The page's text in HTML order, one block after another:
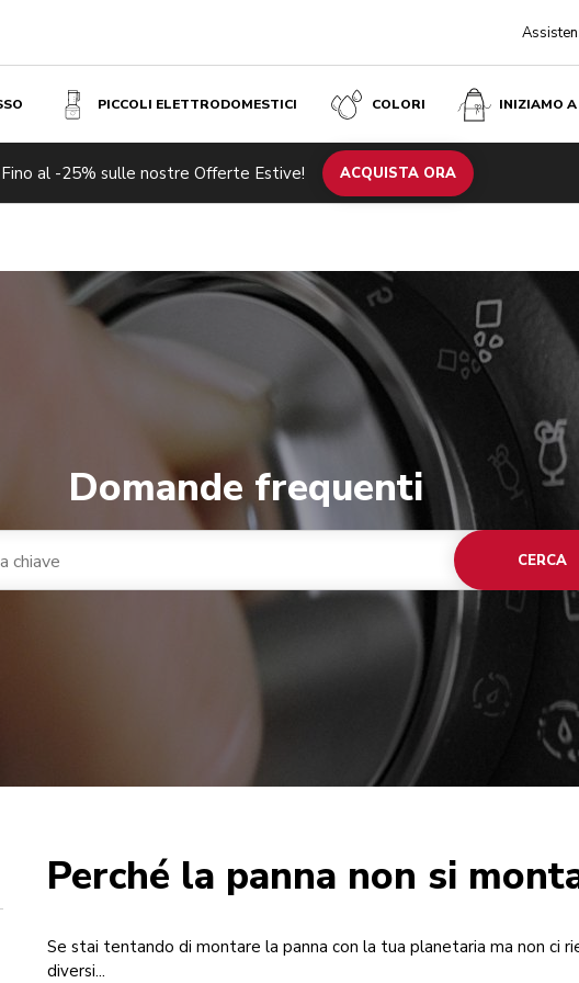
PICCOLI ELETTRODOMESTICI COLORI INIZIAMO A
Fino al -25% sulle nostre Offerte Estive! ACQUISTA ORA
Domande frequenti
CERCA
Perché la panna non si
Se stai tentando di montare la panna con la tua planetaria ma non ci
diversi...
integrato